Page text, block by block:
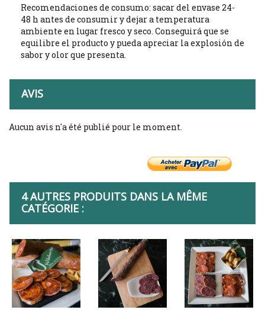
Recomendaciones de consumo: sacar del envase 24-
48 h antes de consumir y dejar a temperatura
ambiente en lugar fresco y seco. Conseguirá que se
equilibre el producto y pueda apreciar la explosión de
sabor y olor que presenta.
AVIS
Aucun avis n'a été publié pour le moment.
4 AUTRES PRODUITS DANS LA MÊME
CATÉGORIE :